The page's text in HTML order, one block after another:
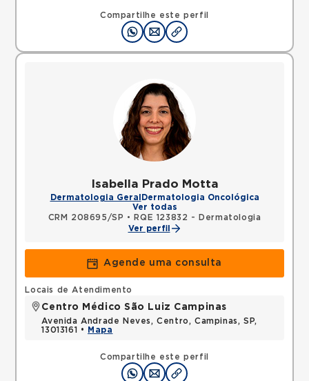
Compartilhe este perfil
Isabella Prado Motta
Dermatologia Geral Dermatologia Oncológica
Ver todas
CRM 208695/SP •
RQE 123832 - Dermatologia
Ver perfil
Agende uma consulta
Compartilhe este perfil
Locais de Atendimento
Centro Médico São Luiz Campinas
Avenida Andrade Neves, Centro, Campinas, SP,
13013161 •
Mapa